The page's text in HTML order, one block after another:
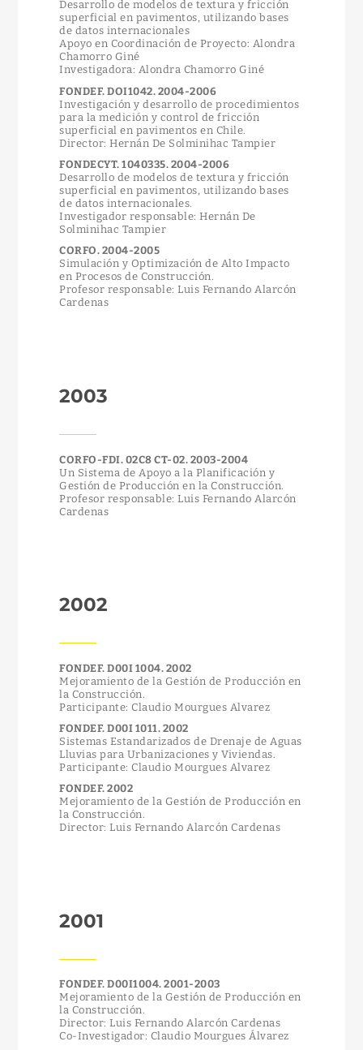
Desarrollo de modelos de textura y fricción
superficial en pavimentos, utilizando bases
de datos internacionales
Apoyo en Coordinación de Proyecto: Alondra
Chamorro Giné
Investigadora: Alondra Chamorro Giné
FONDEF. DOI1042. 2004-2006
Investigación y desarrollo de procedimientos
para la medición y control de fricción
superficial en pavimentos en Chile.
Director: Hernán De Solminihac Tampier
FONDECYT. 1040335. 2004-2006
Desarrollo de modelos de textura y fricción
superficial en pavimentos, utilizando bases
de datos internacionales.
Investigador responsable: Hernán De
Solminihac Tampier
CORFO. 2004-2005
Simulación y Optimización de Alto Impacto
en Procesos de Construcción.
Profesor responsable: Luis Fernando Alarcón
Cardenas
2003
CORFO-FDI. 02C8 CT-02. 2003-2004
Un Sistema de Apoyo a la Planificación y
Gestión de Producción en la Construcción.
Profesor responsable: Luis Fernando Alarcón
Cardenas
2002
FONDEF. D00I 1004. 2002
Mejoramiento de la Gestión de Producción en
la Construcción.
Participante: Claudio Mourgues Alvarez
FONDEF. D00I 1011. 2002
Sistemas Estandarizados de Drenaje de Aguas
Lluvias para Urbanizaciones y Viviendas.
Participante: Claudio Mourgues Alvarez
FONDEF. 2002
Mejoramiento de la Gestión de Producción en
la Construcción.
Director: Luis Fernando Alarcón Cardenas
2001
FONDEF. D00I1004. 2001-2003
Mejoramiento de la Gestión de Producción en
la Construcción.
Director: Luis Fernando Alarcón Cardenas
Co-Investigador: Claudio Mourgues Álvarez